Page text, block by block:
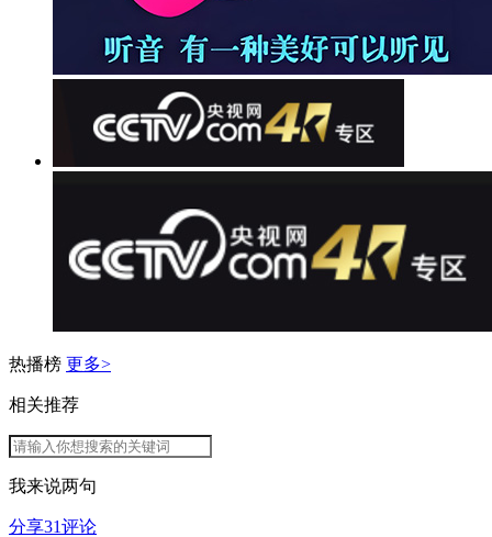
热播榜 更多>
相关推荐
我来说两句
分享31评论